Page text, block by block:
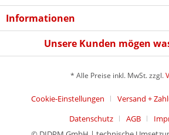
Informationen
Unsere Kunden mögen
* Alle Preise inkl. MwSt. zzgl.
Cookie-Einstellungen Versand +
Datenschutz
AGB